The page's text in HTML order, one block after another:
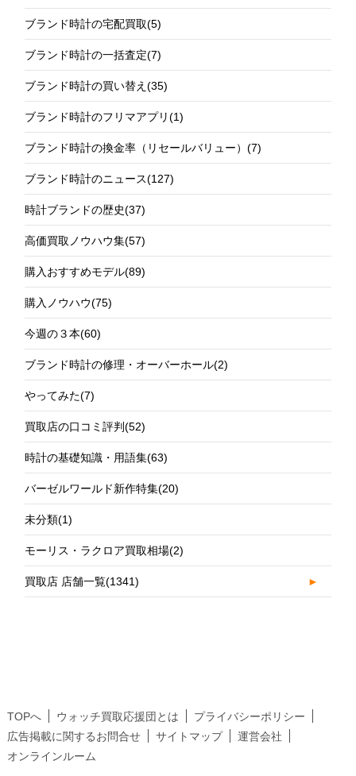
ブランド時計の宅配買取(5)
ブランド時計の一括査定(7)
ブランド時計の買い替え(35)
ブランド時計のフリマアプリ(1)
ブランド時計の換金率（リセールバリュー）(7)
ブランド時計のニュース(127)
時計ブランドの歴史(37)
高価買取ノウハウ集(57)
購入おすすめモデル(89)
購入ノウハウ(75)
今週の３本(60)
ブランド時計の修理・オーバーホール(2)
やってみた(7)
買取店の口コミ評判(52)
時計の基礎知識・用語集(63)
バーゼルワールド新作特集(20)
未分類(1)
モーリス・ラクロア買取相場(2)
買取店 店舗一覧(1341) ►
TOPへ ウォッチ買取応援団とは
プライバシーポリシー
広告掲載に関するお問合せ
サイトマップ
運営会社
オンラインルーム